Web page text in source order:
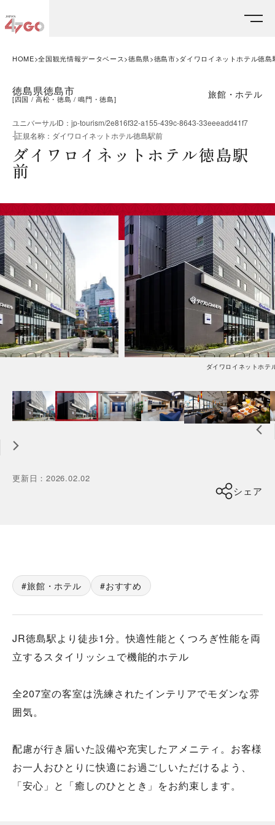
HOME 全国観光情報データベース 徳島県 徳島市 ダイワロイネットホテル徳島
徳島県徳島市
[四国 高松・徳島 鳴門・徳島] 旅館・ホテル
ユニバーサルID ： jp-tourism/2e816f32-a155-439c-8643-33eeeadd41f7
-正規名称 ： ダイワロイネットホテル徳島駅前
ダイワロイネットホテル徳島駅
前
ダイワロイネットホテル徳島駅前の画像1
更新日 ：2026.02.02
シェア
旅館・ホテル おすすめ
JR徳島駅より徒歩1分。快適性能とくつろぎ性能を両
立するスタイリッシュで機能的ホテル
全207室の客室は洗練されたインテリアでモダンな雰
囲気。
配慮が行き届いた設備や充実したアメニティ。お客様
お一人おひとりに快適にお過ごしいただけるよう、
「安心」と「癒しのひととき」をお約束します。